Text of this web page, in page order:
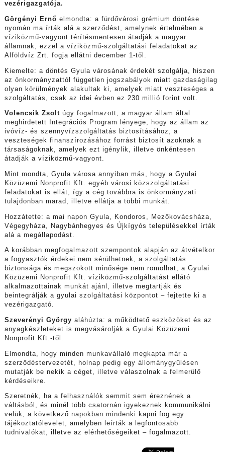
vezérigazgatója.
Görgényi Ernő elmondta: a fürdővárosi grémium döntése
nyomán ma írták alá a szerződést, amelynek értelmében a
víziközmű-vagyont térítésmentesen átadják a magyar
államnak, ezzel a víziközmű-szolgáltatási feladatokat az
Alföldvíz Zrt. fogja ellátni december 1-től.
Kiemelte: a döntés Gyula városának érdekét szolgálja, hiszen
az önkormányzattól független jogszabályok miatt gazdaságilag
olyan körülmények alakultak ki, amelyek miatt veszteséges a
szolgáltatás, csak az idei évben ez 230 millió forint volt.
Volencsik Zsolt úgy fogalmazott, a magyar állam által
meghirdetett Integrációs Program lényege, hogy az állam az
ivóvíz- és szennyvízszolgáltatás biztosításához, a
veszteségek finanszírozásához forrást biztosít azoknak a
társaságoknak, amelyek ezt igénylik, illetve önkéntesen
átadják a víziközmű-vagyont.
Mint mondta, Gyula városa annyiban más, hogy a Gyulai
Közüzemi Nonprofit Kft. egyéb városi közszolgáltatási
feladatokat is ellát, így a cég továbbra is önkormányzati
tulajdonban marad, illetve ellátja a többi munkát.
Hozzátette: a mai napon Gyula, Kondoros, Mezőkovácsháza,
Végegyháza, Nagybánhegyes és Újkígyós településekkel írták
alá a megállapodást.
A korábban megfogalmazott szempontok alapján az átvételkor
a fogyasztók érdekei nem sérülhetnek, a szolgáltatás
biztonsága és megszokott minősége nem romolhat, a Gyulai
Közüzemi Nonprofit Kft. víziközmű-szolgáltatást ellátó
alkalmazottainak munkát ajánl, illetve megtartják és
beintegrálják a gyulai szolgáltatási központot – fejtette ki a
vezérigazgató.
Szeverényi György aláhúzta: a működtető eszközöket és az
anyagkészleteket is megvásárolják a Gyulai Közüzemi
Nonprofit Kft.-től.
Elmondta, hogy minden munkavállaló megkapta már a
szerződéstervezetét, holnap pedig egy állománygyűlésen
mutatják be nekik a céget, illetve válaszolnak a felmerülő
kérdéseikre.
Szeretnék, ha a felhasználók semmit sem éreznének a
váltásból, és minél több csatornán igyekeznek kommunikálni
velük, a következő napokban mindenki kapni fog egy
tájékoztatólevelet, amelyben leírták a legfontosabb
tudnivalókat, illetve az elérhetőségeiket – fogalmazott.